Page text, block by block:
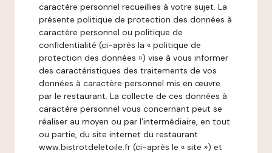
caractère personnel recueillies à votre sujet. La
présente politique de protection des données à
caractère personnel ou politique de
confidentialité (ci-après la « politique de
protection des données ») vise à vous informer
des caractéristiques des traitements de vos
données à caractère personnel mis en œuvre
par le restaurant. La collecte de ces données à
caractère personnel vous concernant peut se
réaliser au moyen ou par l’intermédiaire, en tout
ou partie, du site internet du restaurant
www.bistrotdeletoile.fr (ci-après le « site ») et